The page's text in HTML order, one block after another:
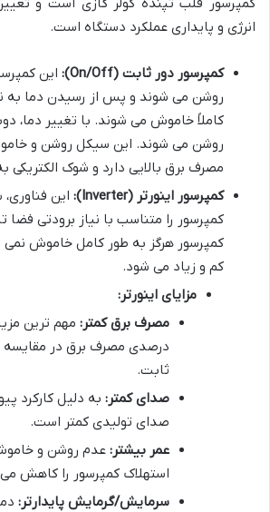
انرژی و پایداری عملکرد دستگاه است.
کمپرسور دور ثابت (On/Off):
این
روشن می شوند و پس از رسیدن دما به
کاملاً خاموش می شوند. با تغییر دما،
روشن می شوند. این سیکل روشن و
مصرف برق بالایی دارد و شوک الکتریکی
کمپرسور اینورتر (Inverter):
این
کمپرسور را متناسب با نیاز برودتی فضا
کمپرسور هرگز به طور کامل خاموش
کم و زیاد می شود.
مزایای اینورتر:
مصرف برق کمتر:
درصدی مصرف برق در مقایسه
ثابت.
صدای کمتر: به دلیل کارکرد
صدای تولیدی کمتر است.
عمر بیشتر: عدم روشن و
استهلاک کمپرسور را کاهش
سرمایش/گرمایش پایدارتر: